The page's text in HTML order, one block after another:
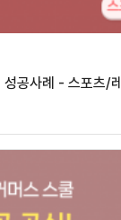
성공사례 - 스포츠/